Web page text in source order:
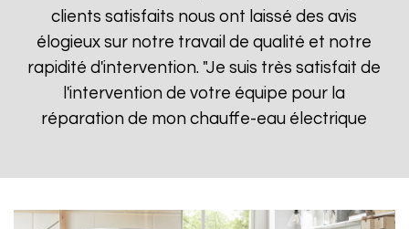
clients satisfaits nous ont laissé des avis
élogieux sur notre travail de qualité et notre
rapidité d'intervention. "Je suis très satisfait de
l'intervention de votre équipe pour la
réparation de mon chauffe-eau électrique